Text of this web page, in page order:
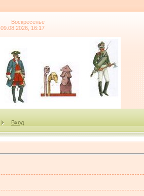
Воскресенье
09.08.2026, 16:17
Вход